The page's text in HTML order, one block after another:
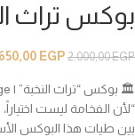
بوكس تراث
2.000,00EGP
EGP
🏛️ بوكس “تراث النخبة” | The Elite Heritage
“لأن الفخامة ليست
بين طيات هذا البوكس